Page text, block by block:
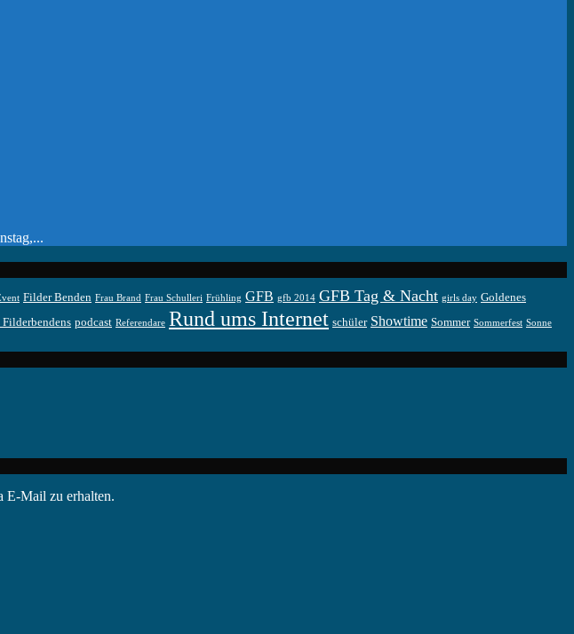
Filder Benden Frau Brand Frau Schulleri Frühling GFB gfb 2014 GFB Tag & Nacht girls day Goldenes
podcast Referendare Rund ums Internet schüler Showtime Sommer Sommerfest Sonne
E-Mail zu erhalten.